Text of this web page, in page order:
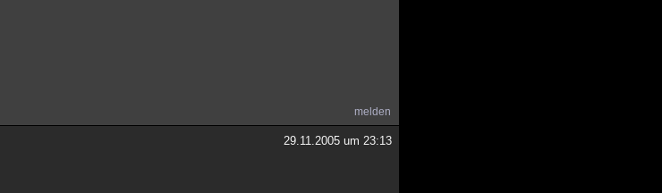
melden
29.11.2005 um 23:13